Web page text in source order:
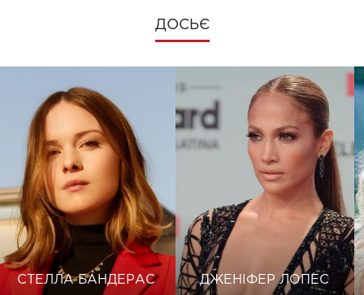
ДОСЬЄ
СТЕЛЛА БАНДЕРАС ДЖЕНІФЕР ЛОПЕС